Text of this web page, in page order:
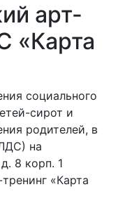
арт-
«Карта
социального
сирот и
родителей, в
на
8 корп. 1
«Карта